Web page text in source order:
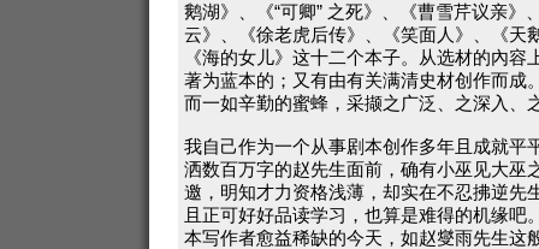
鹅湖》、《“可卿” 之死》、《曹雪芹议亲》
云》、《徐老虎后传》、《笑面人》、《天
《海的女儿》这十二个本子。从选材的內
著为蓝本的；又有由有关满清史材创作而成
而一如辛勤的蜜蜂，采撷之广泛、之深入、
我自己作为一个从事剧本创作多年且成就平
洒数百万字的赵先生面前，确有小巫见大巫
邀，明知才力资格浅薄，却实在不忍拂逆先
且正可好好品读学习，也算是难得的机缘吧
本写作者愈益稀缺的今天，如赵燮雨先生这